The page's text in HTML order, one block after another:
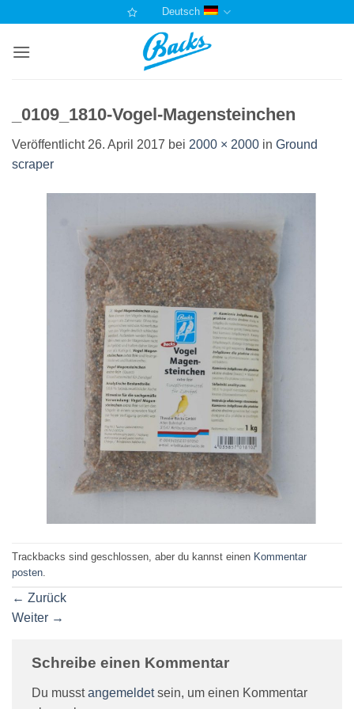
springen
Deutsch
_0109_1810-Vogel-Magensteinchen
Veröffentlicht 26. April 2017 bei 2000 × 2000 in Ground
scraper
Trackbacks sind geschlossen, aber du kannst einen Kommentar
posten
← Zurück
Weiter →
Schreibe einen Kommentar
Du musstangemeldetsein, um einen Kommentar